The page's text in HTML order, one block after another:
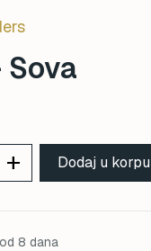
Sova
add Dodaj u korpu
8 dana